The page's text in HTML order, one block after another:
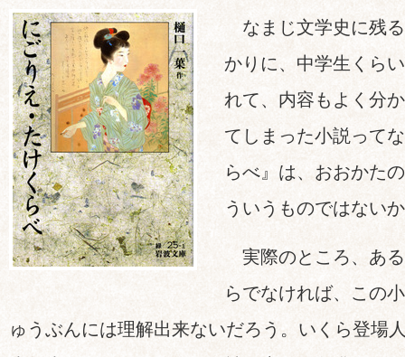
なまじ文学史に残
かりに、中学生くら
れて、内容もよく分
てしまった小説って
らべ』は、おおかた
ういうものではない
実際のところ、あ
らでなければ、この
ゅうぶんには理解出来ないだろう。いくら登場